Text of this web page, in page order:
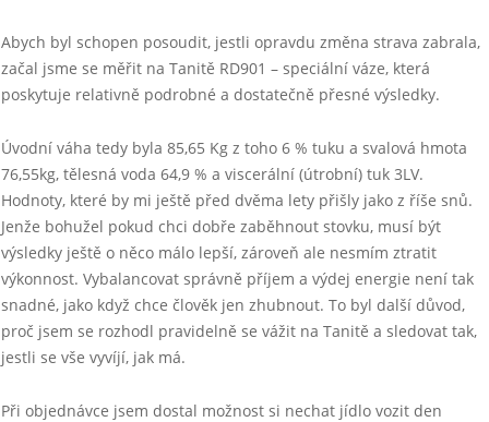
Abych byl schopen posoudit, jestli opravdu změna strava zabrala,
začal jsme se měřit na Tanitě RD901 – speciální váze, která
poskytuje relativně podrobné a dostatečně přesné výsledky.
Úvodní váha tedy byla 85,65 Kg z toho 6 % tuku a svalová hmota
76,55kg, tělesná voda 64,9 % a viscerální (útrobní) tuk 3LV.
Hodnoty, které by mi ještě před dvěma lety přišly jako z říše snů.
Jenže bohužel pokud chci dobře zaběhnout stovku, musí být
výsledky ještě o něco málo lepší, zároveň ale nesmím ztratit
výkonnost. Vybalancovat správně příjem a výdej energie není tak
snadné, jako když chce člověk jen zhubnout. To byl další důvod,
proč jsem se rozhodl pravidelně se vážit na Tanitě a sledovat tak,
jestli se vše vyvíjí, jak má.
Při objednávce jsem dostal možnost si nechat jídlo vozit den